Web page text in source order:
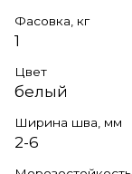
Фасовка, кг
1
Цвет
белый
Ширина шва, мм
2-6